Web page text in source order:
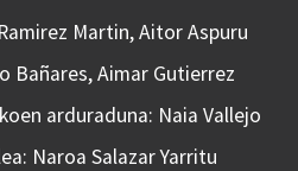
Martin, Aitor Aspuru
Bañares, Aimar Gutierrez
arduraduna: Naia Vallejo
Naroa Salazar Yarritu